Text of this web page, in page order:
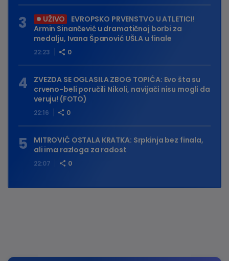
22:23 0
UŽIVO
EVROPSKO PRVENSTVO U ATLETICI!
Armin Sinančević u dramatičnoj borbi za
medalju, Ivana Španović UŠLA u finale
22:16 0
ZVEZDA SE OGLASILA ZBOG TOPIĆA: Evo šta su
crveno-beli poručili Nikoli, navijači nisu mogli da
veruju! (FOTO)
22:07 0
MITROVIĆ OSTALA KRATKA: Srpkinja bez finala,
ali ima razloga za radost